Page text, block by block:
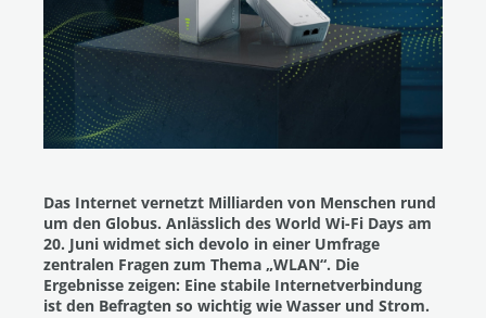
Das Internet vernetzt Milliarden von Menschen rund
um den Globus. Anlässlich des World Wi-Fi Days am
20. Juni widmet sich devolo in einer Umfrage
zentralen Fragen zum Thema „WLAN“. Die
Ergebnisse zeigen: Eine stabile Internetverbindung
ist den Befragten so wichtig wie Wasser und Strom.